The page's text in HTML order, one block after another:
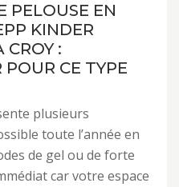
PELOUSE EN
KINDER
CROY :
CE TYPE
plusieurs
toute l’année en
de gel ou de forte
car votre espace